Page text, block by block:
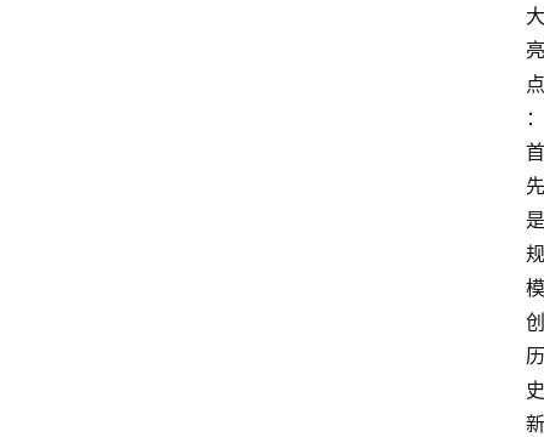
大
亮
点
：
首
先
是
规
模
创
历
史
新